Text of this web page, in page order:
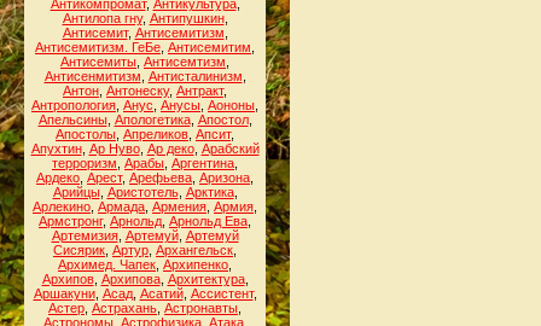
Антикомпромат, Антикультура,
Антилопа гну, Антипушкин,
Антисемит, Антисемитизм
Антисемитизм. ГеБе Антисемитим
Антисемиты Антисемтизм
Антисенмитизм Антисталинизм
Антон Антонеску, Антракт,
Антропология Анус Анусы Аононы
Апельсины, Апологетика, Апостол,
Апостолы Апреликов Апсит,
Апухтин, Ар Нуво, Ар деко, Арабский
терроризм Арабы Аргентина
Ардеко Арест, Арефьева Аризона
Арийцы, Аристотель, Арктика,
Арлекино Армада Армения Армия
Армстронг, Арнольд Арнольд Ева
Артемизия, Артемуй, Артемуй
Сисярик Артур Архангельск
Архимед. Чапек Архипенко
Архипов, Архипова, Архитектура,
Аршакуни, Асад, Асатий, Ассистент,
Астер Астрахань Астронавты
Астрономы, Астрофизика, Атака,